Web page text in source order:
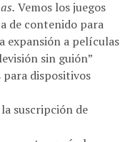
de contenido para
a películas
sin guión”
para dispositivos
suscripción de
entregarán los